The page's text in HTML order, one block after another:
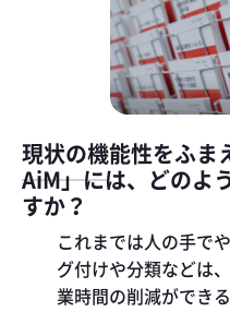
現状の機能性をふ
AiM」には、どのよ
すか？
これまでは人の手で
グ付けや分類などは
業時間の削減ができ